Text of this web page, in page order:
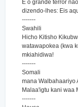
E o grande terror
dizendo-lhes: Eis
-------
Swahili
Hicho Kitisho
watawapokea (kwa
mkiahidiwa!
-------
Somali
mana
Malaa'igtu kani
-------